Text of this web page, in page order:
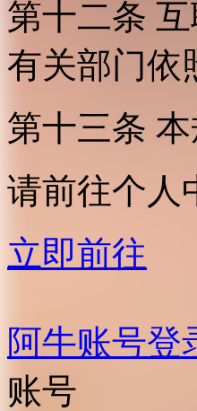
第十二条
有关部门依
第十三条
请前往个人
立即前往
阿牛账号登
账号